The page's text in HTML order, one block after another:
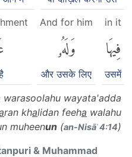
in it
فِيهَا
उसमें
And for him
وَلَهُۥ
और उसके लिए
warasoolahu wayata'adda
ran khalidan feeha walahu
muheenun (an-Nisāʾ 4:14)
& Muhammad